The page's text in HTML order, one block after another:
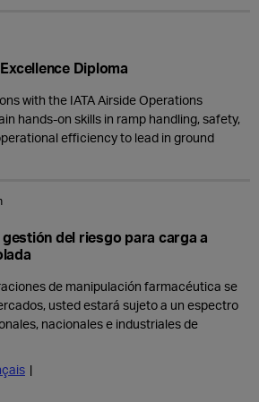
Diploma
with the IATA Airside Operations
hands-on skills in ramp handling, safety,
efficiency to lead in ground
del riesgo para carga a
de manipulación farmacéutica se
usted estará sujeto a un espectro
nacionales e industriales de